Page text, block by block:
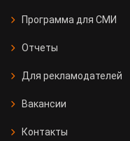
Программа для СМИ
Отчеты
Для рекламодателей
Вакансии
Контакты